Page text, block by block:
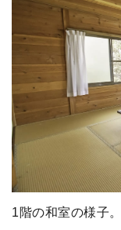
1階の和室の様子